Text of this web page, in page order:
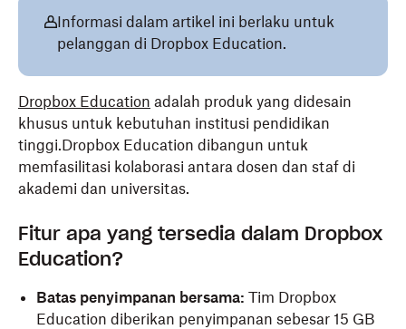
Informasi dalam artikel ini berlaku untuk
pelanggan di Dropbox Education.
Dropbox Education adalah produk yang didesain
khusus untuk kebutuhan institusi pendidikan
tinggi.Dropbox Education dibangun untuk
memfasilitasi kolaborasi antara dosen dan staf di
akademi dan universitas.
Fitur apa yang tersedia dalam Dropbox
Education?
Batas penyimpanan bersama: Tim Dropbox
Education diberikan penyimpanan sebesar 15 GB